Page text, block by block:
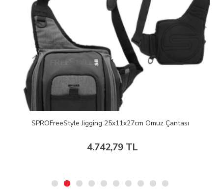
SPROFreeStyle Jigging 25x11x27cm Omuz Çantası
4.742,79 TL